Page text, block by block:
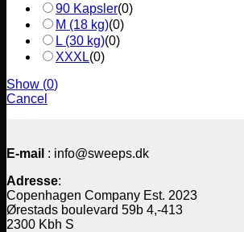
90 Kapsler(0)
M (18 kg)(0)
L (30 kg)(0)
XXXL(0)
Show (0)
Cancel
E-mail : info@sweeps.dk
Adresse:
Copenhagen Company Est. 2023
Ørestads boulevard 59b 4,-413
2300 Kbh S